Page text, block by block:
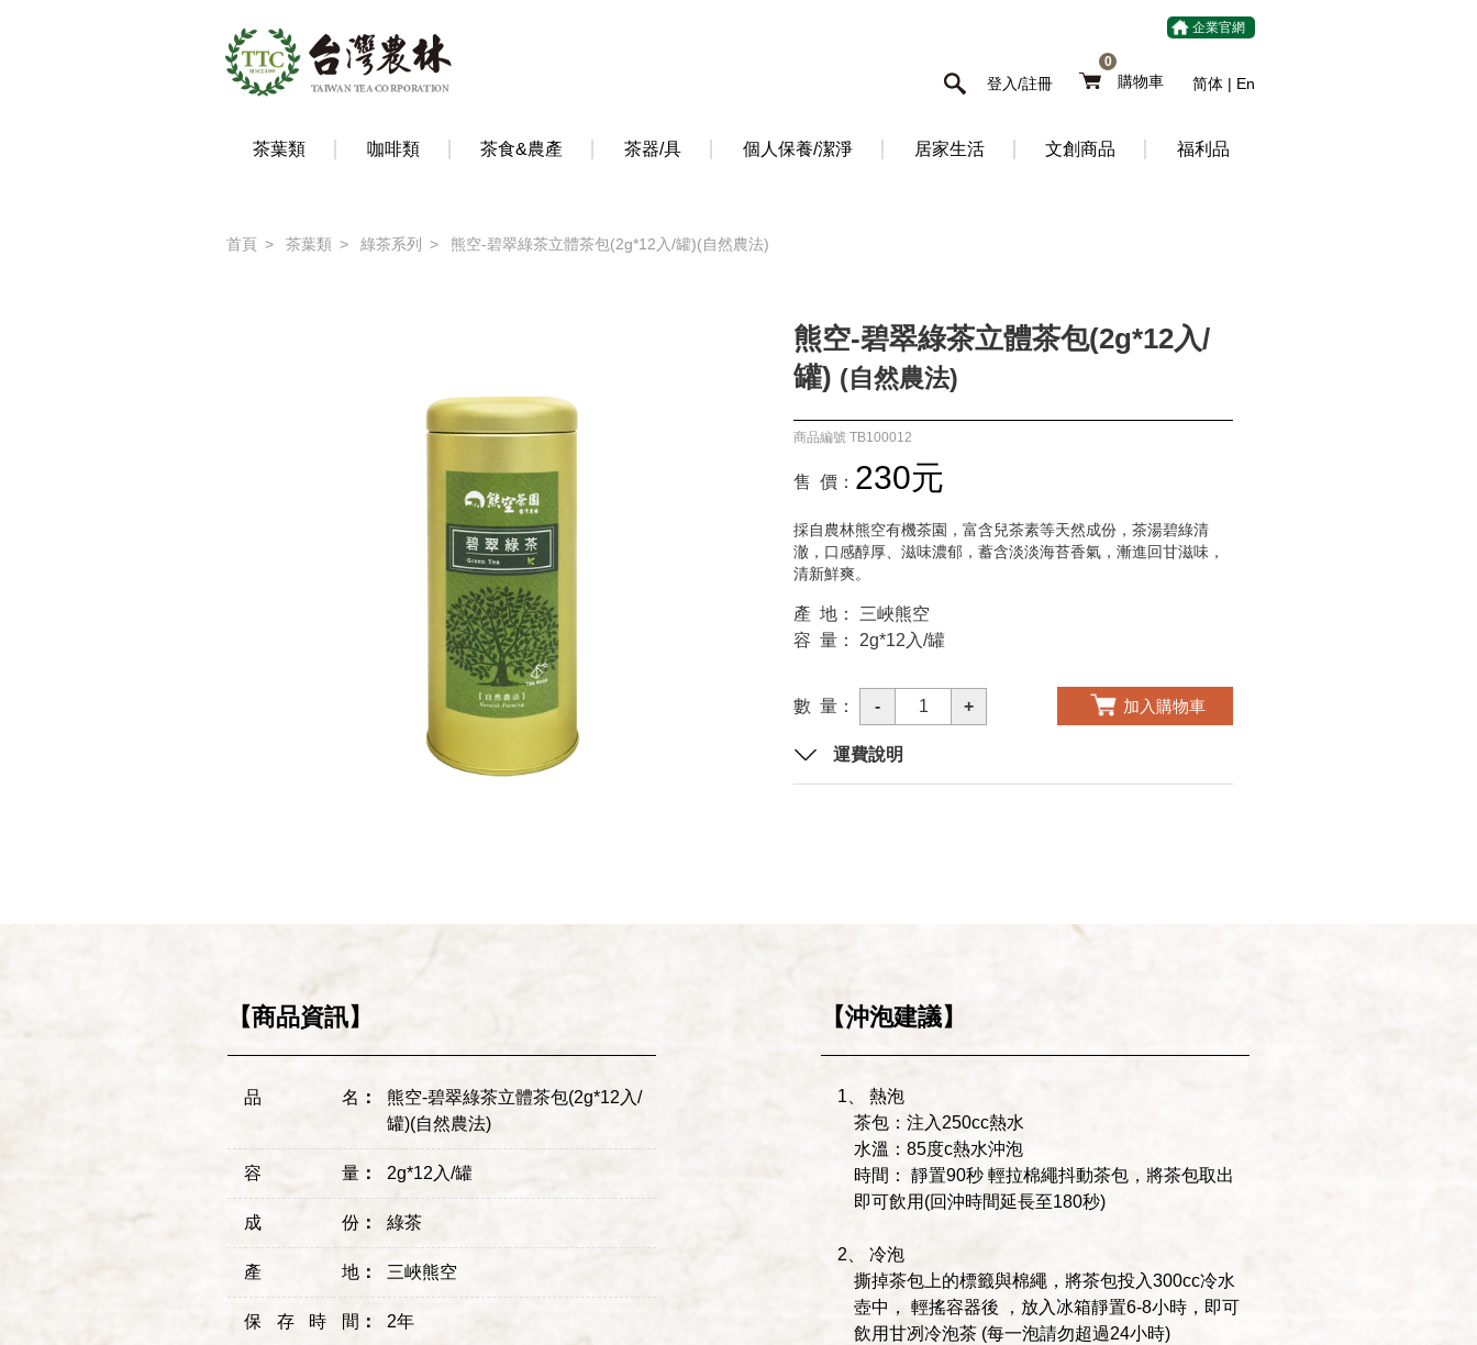
茶葉類 咖啡類 茶食&農產 茶器/具 個人保養/潔淨 居家生活 文創商品 福利品
登入/註冊 简体 | En
企業官網
購物車
0
首頁 茶葉類 綠茶系列 熊空-碧翠綠茶立體茶包(2g*12入/罐)(自然農法)
熊空-碧翠綠茶立體茶包(2g*12入/
罐) (自然農法)
商品編號 TB100012
售 價： 230元
採自農林熊空有機茶園，富含兒茶素等天然成份，茶湯碧綠清
澈，口感醇厚、滋味濃郁，蓄含淡淡海苔香氣，漸進回甘滋味，
清新鮮爽。
產 地： 三峽熊空
容 量： 2g*12入/罐
數 量： - 1 + 加入購物車
運費說明
【商品資訊】
品名 ：
熊空-碧翠綠茶立體茶包(2g*12入/
罐)(自然農法)
容量 ： 2g*12入/罐
成份 ： 綠茶
產地 ： 三峽熊空
保存時間 ： 2年
【沖泡建議】
1、 熱泡
茶包：注入250cc熱水
水溫：85度c熱水沖泡
時間： 靜置90秒 輕拉棉繩抖動茶包，將茶包取出
即可飲用(回沖時間延長至180秒)
2、 冷泡
撕掉茶包上的標籤與棉繩，將茶包投入300cc冷水
壺中， 輕搖容器後 ，放入冰箱靜置6-8小時，即可
飲用甘冽冷泡茶 (每一泡請勿超過24小時)